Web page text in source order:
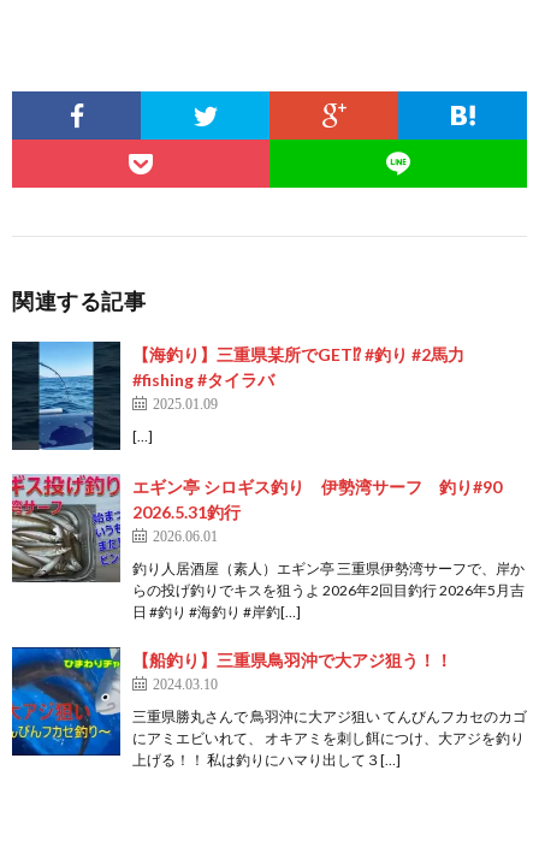
関連する記事
【海釣り】三重県某所でGET⁉️ #釣り #2馬力
#fishing #タイラバ
2025.01.09
[…]
エギン亭 シロギス釣り 伊勢湾サーフ 釣り#90
2026.5.31釣行
2026.06.01
釣り人居酒屋（素人）エギン亭 三重県伊勢湾サーフで、岸か
らの投げ釣りでキスを狙うよ 2026年2回目釣行 2026年5月吉
日 #釣り #海釣り #岸釣[…]
【船釣り】三重県鳥羽沖で大アジ狙う！！
2024.03.10
三重県勝丸さんで 鳥羽沖に大アジ狙い てんびんフカセのカゴ
にアミエビいれて、 オキアミを刺し餌につけ、大アジを釣り
上げる！！ 私は釣りにハマり出して３[…]